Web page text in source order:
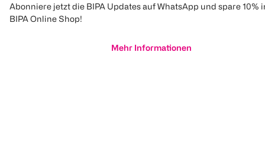
Abonniere jetzt die BIPA Updates auf WhatsApp und spare 10%
BIPA Online Shop!
Mehr Informationen